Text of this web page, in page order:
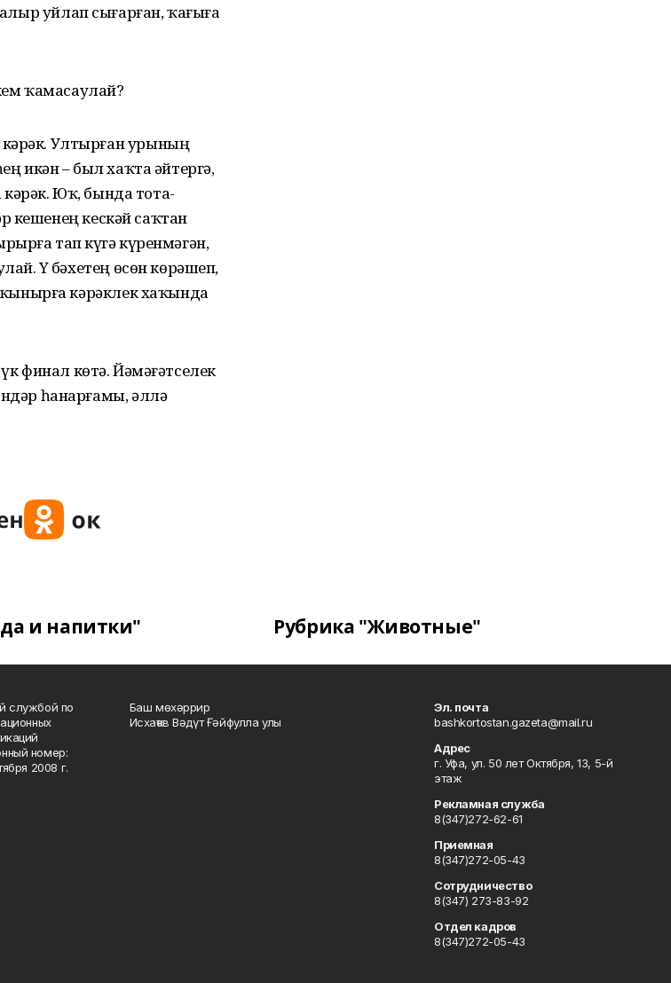
уйлап сығарған, ҡағыҙға
кем ҡамасау­лай?
Ултырған уры­ның
икән – был хаҡта әйтергә,
кәрәк. Юҡ, бында тота­
кешенең кескәй саҡтан
тап күҙгә күренмәгән,
Үҙ бәхетең өсөн көрәшеп,
кәрәклек хаҡында
үк финал көтә. Йәмәғәтселек
һанарғамы, әллә
и напитки" Рубрика "Животные"
службой по
номер:
2008 г.
Баш мөхәррир
Исхаҡов Вәдүт Ғәйфулла улы
Эл. почта
bashkortostan.gazeta@mail.ru
Адрес
г. Уфа, ул. 50 лет Октября, 13, 5-й
этаж
Рекламная служба
8(347)272-62-61
Приемная
8(347)272-05-43
Сотрудничество
8(347) 273-83-92
Отдел кадров
8(347)272-05-43